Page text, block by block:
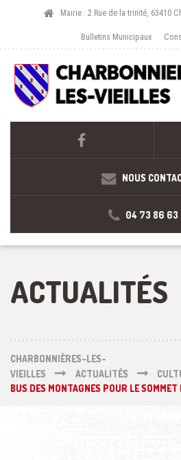
Mairie : 2 Rue de la trinité, 63410
Bulletins Municipaux
NOUS
04 73 86 63
ACTUALITÉS
CHARBONNIÈRES-LES-
VIEILLES
ACTUALITÉS
BUS DES MONTAGNES POUR LE SOMMET